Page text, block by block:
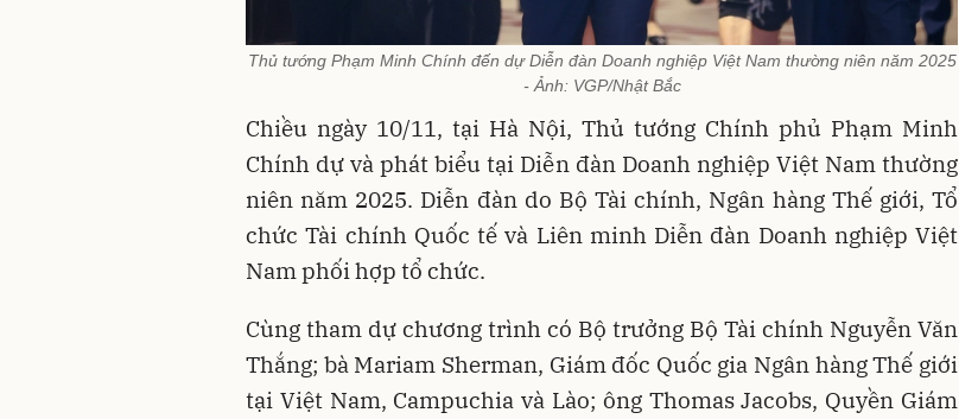
Thủ tướng Phạm Minh Chính đến dự Diễn đàn Doanh nghiệp Việt Nam thường niên năm 2025
- Ảnh: VGP/Nhật Bắc
Chiều ngày 10/11, tại Hà Nội, Thủ tướng Chính phủ Phạm Minh
Chính dự và phát biểu tại Diễn đàn Doanh nghiệp Việt Nam thường
niên năm 2025. Diễn đàn do Bộ Tài chính, Ngân hàng Thế giới, Tổ
chức Tài chính Quốc tế và Liên minh Diễn đàn Doanh nghiệp Việt
Nam phối hợp tổ chức.
Cùng tham dự chương trình có Bộ trưởng Bộ Tài chính Nguyễn Văn
Thắng; bà Mariam Sherman, Giám đốc Quốc gia Ngân hàng Thế giới
tại Việt Nam, Campuchia và Lào; ông Thomas Jacobs, Quyền Giám